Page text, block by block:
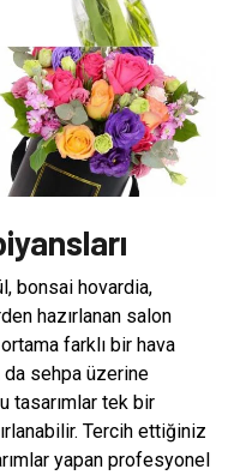
bonsai hovardia,
hazırlanan salon
farklı bir hava
da sehpa üzerine
tasarımlar tek bir
Tercih ettiğiniz
yapan profesyonel